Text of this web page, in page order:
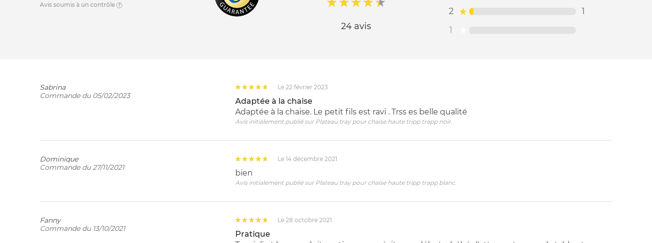
Avis soumis à un contrôle
24 avis
2
1
1
Sabrina
Commande du 05/02/2023
Le 22 février 2023
Adaptée à la chaise
Adaptée à la chaise. Le petit fils est ravi . Trss es belle qualité
Avis initialement publié sur Plateau tray pour chaise haute tripp trapp noir.
Dominique
Commande du 27/11/2021
Le 14 décembre 2021
bien
Avis initialement publié sur Plateau tray pour chaise haute tripp trapp blanc.
Fanny
Commande du 13/10/2021
Le 28 octobre 2021
Pratique